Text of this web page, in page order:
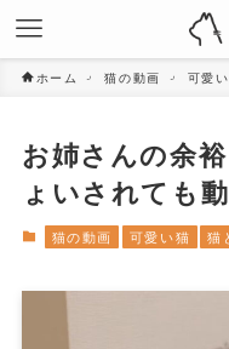
ホーム 猫の動画 可愛
お姉さんの余
ょいされても
猫の動画 可愛い猫 猫